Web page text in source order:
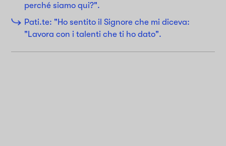
perché siamo qui?".
Pati.te: "Ho sentito il Signore che mi diceva:
"Lavora con i talenti che ti ho dato".